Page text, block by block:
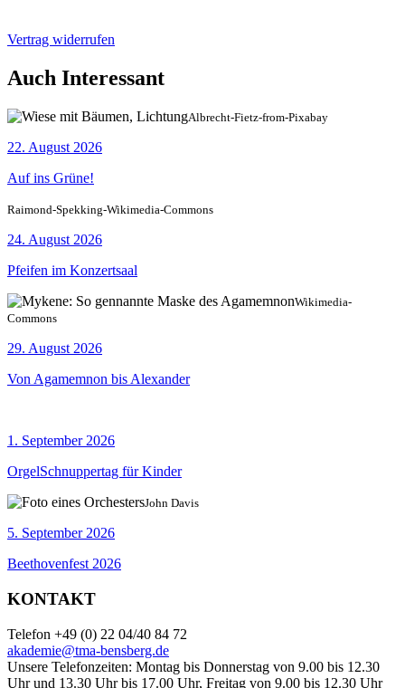
Vertrag widerrufen
Auch Interessant
Albrecht-Fietz-from-Pixabay
22. August 2026
Auf ins Grüne!
Raimond-Spekking-Wikimedia-Commons
24. August 2026
Pfeifen im Konzertsaal
Wikimedia-
Commons
29. August 2026
Von Agamemnon bis Alexander
1. September 2026
OrgelSchnuppertag für Kinder
John Davis
5. September 2026
Beethovenfest 2026
KONTAKT
Telefon +49 (0) 22 04/40 84 72
akademie@tma-bensberg.de
Unsere Telefonzeiten: Montag bis Donnerstag von 9.00 bis 12.30
Uhr und 13.30 Uhr bis 17.00 Uhr, Freitag von 9.00 bis 12.30 Uhr